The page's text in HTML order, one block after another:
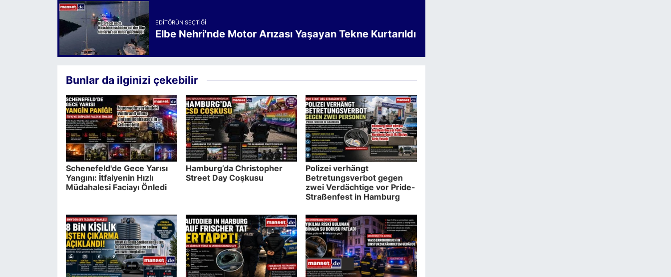
EDITÖRÜN SEÇTIĞI
Elbe Nehri'nde Motor Arızası Yaşayan Tekne Kurtarıldı
Bunlar da ilginizi çekebilir
Schenefeld'de Gece Yarısı
Yangını: İtfaiyenin Hızlı
Müdahalesi Faciayı Önledi
Hamburg’da Christopher
Street Day Coşkusu
Polizei verhängt
Betretungsverbot gegen
zwei Verdächtige vor Pride-
Straßenfest in Hamburg